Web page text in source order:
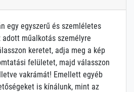
egy egyszerű és szemléletes
műalkotás személyre
keretet, adja meg a kép
felületet, majd válasszon
vakrámát! Emellett egyéb
is kínálunk, mint az